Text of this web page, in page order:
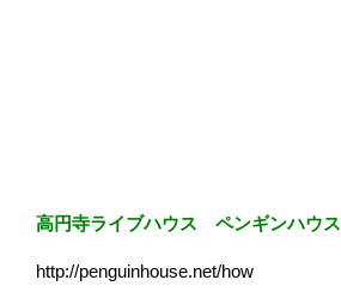
高円寺ライブハウス ペンギンハウス
http://penguinhouse.net/how